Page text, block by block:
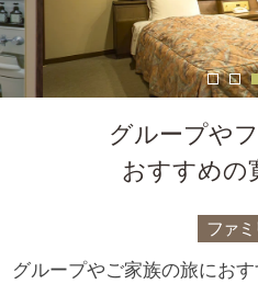
グループや
おすすめの
ファミ
グループやご家族の旅におす